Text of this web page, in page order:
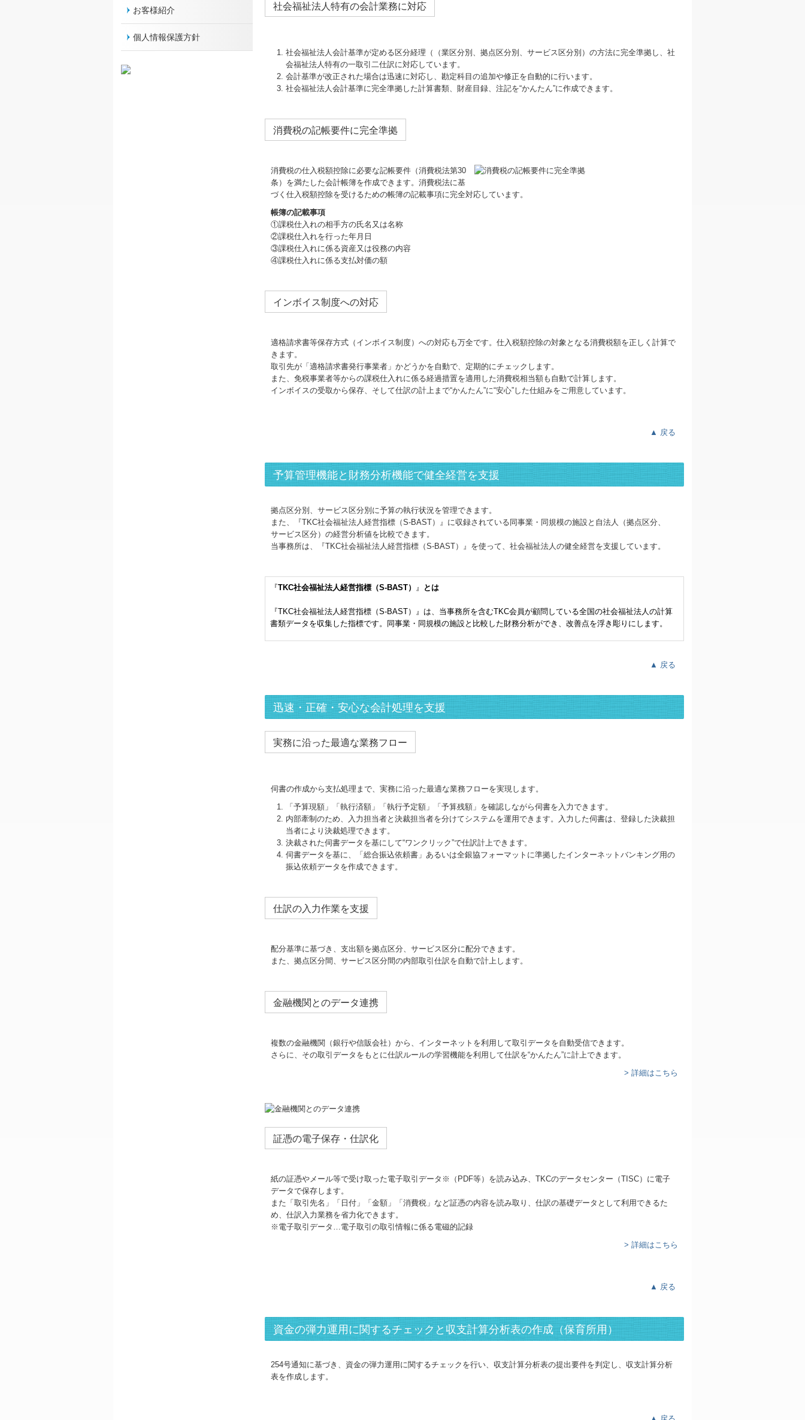
お客様紹介
個人情報保護方針
社会福祉法人特有の会計業務に対応
社会福祉法人会計基準が定める区分経理（（業区分別、拠点区分別、サービス区分別）の方法に完全準拠し、社
会福祉法人特有の一取引二仕訳に対応しています。
会計基準が改正された場合は迅速に対応し、勘定科目の追加や修正を自動的に行います。
社会福祉法人会計基準に完全準拠した計算書類、財産目録、注記を“かんたん”に作成できます。
消費税の記帳要件に完全準拠
消費税の仕入税額控除に必要な記帳要件（消費税法第30
条）を満たした会計帳簿を作成できます。消費税法に基
づく仕入税額控除を受けるための帳簿の記載事項に完全対応しています。
帳簿の記載事項
①課税仕入れの相手方の氏名又は名称
②課税仕入れを行った年月日
③課税仕入れに係る資産又は役務の内容
④課税仕入れに係る支払対価の額
インボイス制度への対応
適格請求書等保存方式（インボイス制度）への対応も万全です。仕入税額控除の対象となる消費税額を正しく計算で
きます。
取引先が「適格請求書発行事業者」かどうかを自動で、定期的にチェックします。
また、免税事業者等からの課税仕入れに係る経過措置を適用した消費税相当額も自動で計算します。
インボイスの受取から保存、そして仕訳の計上まで“かんたん”に“安心”した仕組みをご用意しています。
▲ 戻る
予算管理機能と財務分析機能で健全経営を支援
拠点区分別、サービス区分別に予算の執行状況を管理できます。
また、『TKC社会福祉法人経営指標（S-BAST）』に収録されている同事業・同規模の施設と自法人（拠点区分、
サービス区分）の経営分析値を比較できます。
当事務所は、『TKC社会福祉法人経営指標（S-BAST）』を使って、社会福祉法人の健全経営を支援しています。
『TKC社会福祉法人経営指標（S-BAST） 』 とは
『TKC社会福祉法人経営指標（S-BAST）』は、当事務所を含むTKC会員が顧問している全国の社会福祉法人の計算
書類データを収集した指標です。同事業・同規模の施設と比較した財務分析ができ、改善点を浮き彫りにします。
▲ 戻る
迅速・正確・安心な会計処理を支援
実務に沿った最適な業務フロー
伺書の作成から支払処理まで、実務に沿った最適な業務フローを実現します。
「予算現額」「執行済額」「執行予定額」「予算残額」を確認しながら伺書を入力できます。
内部牽制のため、入力担当者と決裁担当者を分けてシステムを運用できます。入力した伺書は、登録した決裁担
当者により決裁処理できます。
決裁された伺書データを基にして“ワンクリック”で仕訳計上できます。
伺書データを基に、「総合振込依頼書」あるいは全銀協フォーマットに準拠したインターネットバンキング用の
振込依頼データを作成できます。
仕訳の入力作業を支援
配分基準に基づき、支出額を拠点区分、サービス区分に配分できます。
また、拠点区分間、サービス区分間の内部取引仕訳を自動で計上します。
金融機関とのデータ連携
複数の金融機関（銀行や信販会社）から、インターネットを利用して取引データを自動受信できます。
さらに、その取引データをもとに仕訳ルールの学習機能を利用して仕訳を“かんたん”に計上できます。
> 詳細はこちら
証憑の電子保存・仕訳化
紙の証憑やメール等で受け取った電子取引データ※（PDF等）を読み込み、TKCのデータセンター（TISC）に電子
データで保存します。
また「取引先名」「日付」「金額」「消費税」など証憑の内容を読み取り、仕訳の基礎データとして利用できるた
め、仕訳入力業務を省力化できます。
※電子取引データ…電子取引の取引情報に係る電磁的記録
> 詳細はこちら
▲ 戻る
資金の弾力運用に関するチェックと収支計算分析表の作成（保育所用）
254号通知に基づき、資金の弾力運用に関するチェックを行い、収支計算分析表の提出要件を判定し、収支計算分析
表を作成します。